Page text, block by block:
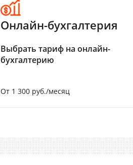
Онлайн-бухгалтерия
Выбрать тариф на онлайн-
бухгалтерию
От 1 300 руб./месяц